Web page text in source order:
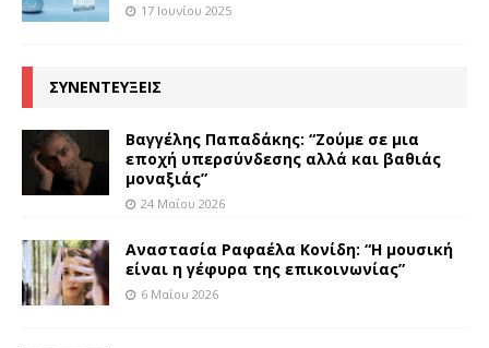
17 Ιουνίου 2025
ΣΥΝΕΝΤΕΥΞΕΙΣ
Βαγγέλης Παπαδάκης: “Ζούμε σε μια
εποχή υπερσύνδεσης αλλά και βαθιάς
μοναξιάς”
24 Μαΐου 2026
Αναστασία Ραφαέλα Κονίδη: “Η μουσική
είναι η γέφυρα της επικοινωνίας”
6 Μαΐου 2026